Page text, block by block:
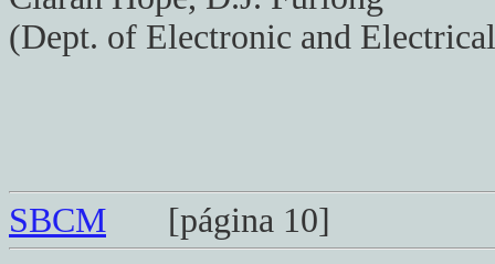
(Dept. of Electronic and
SBCM [página 10]